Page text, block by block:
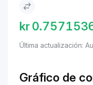
kr
Última actualización:
Gráfico de